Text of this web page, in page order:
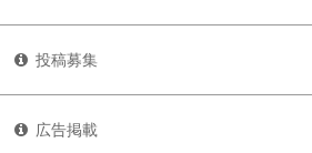
投稿募集
広告掲載